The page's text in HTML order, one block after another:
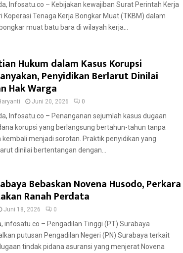
Infosatu.co – Kebijakan kewajiban Surat Perintah Kerja
Koperasi Tenaga Kerja Bongkar Muat (TKBM) dalam
muat batu bara di wilayah kerja...
Hukum dalam Kasus Korupsi
Penyidikan Berlarut Dinilai
Hak Warga
Juni 20, 2026 0
Infosatu.co – Penanganan sejumlah kasus dugaan
korupsi yang berlangsung bertahun-tahun tanpa
kembali menjadi sorotan. Praktik penyidikan yang
dinilai bertentangan dengan...
Bebaskan Novena Husodo, Perkara
Ranah Perdata
Juni 18, 2026 0
infosatu.co – Pengadilan Tinggi (PT) Surabaya
putusan Pengadilan Negeri (PN) Surabaya terkait
tindak pidana asuransi yang menjerat Novena